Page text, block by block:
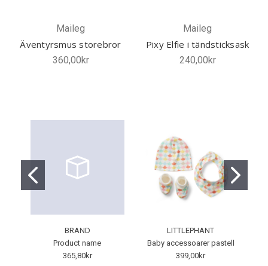
Maileg
Äventyrsmus storebror
360,00kr
Maileg
Pixy Elfie i tändsticksask
240,00kr
BRAND
Product name
365,80kr
LITTLEPHANT
Baby accessoarer pastell
399,00kr